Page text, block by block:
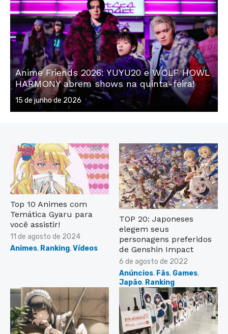
Anime Friends 2026: YUYU20 e WOLF HOWL
HARMONY abrem shows na quinta-feira!
Posted
on
15 de junho de 2026
Top 10 Animes com
Temática Gyaru para
você assistir!
Posted
on
11 de agosto de 2024
Animes, Ranking,Vídeos
TOP 20: Japoneses
elegem seus
personagens preferidos
de Genshin Impact
Posted
on
6 de agosto de 2022
Anúncios, Fãs, Games,
Japão, Ranking